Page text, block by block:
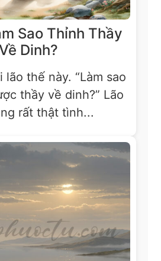
Sao Thỉnh Thầy
Dinh?
lão thế này. “Làm sao
thầy về dinh?” Lão
rất thật tình...